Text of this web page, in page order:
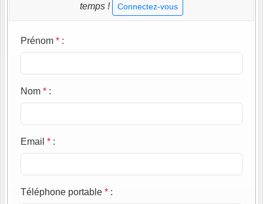
temps !
Connectez-vous
Prénom * :
Nom * :
Email * :
Téléphone portable * :